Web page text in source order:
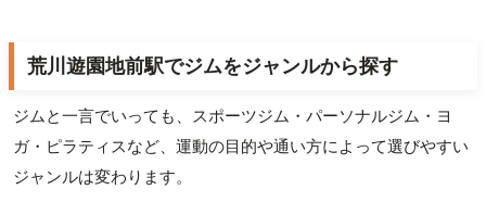
荒川遊園地前駅でジムをジャンルから探す
ジムと一言でいっても、スポーツジム・パーソナルジム・ヨ
ガ・ピラティスなど、運動の目的や通い方によって選びやすい
ジャンルは変わります。